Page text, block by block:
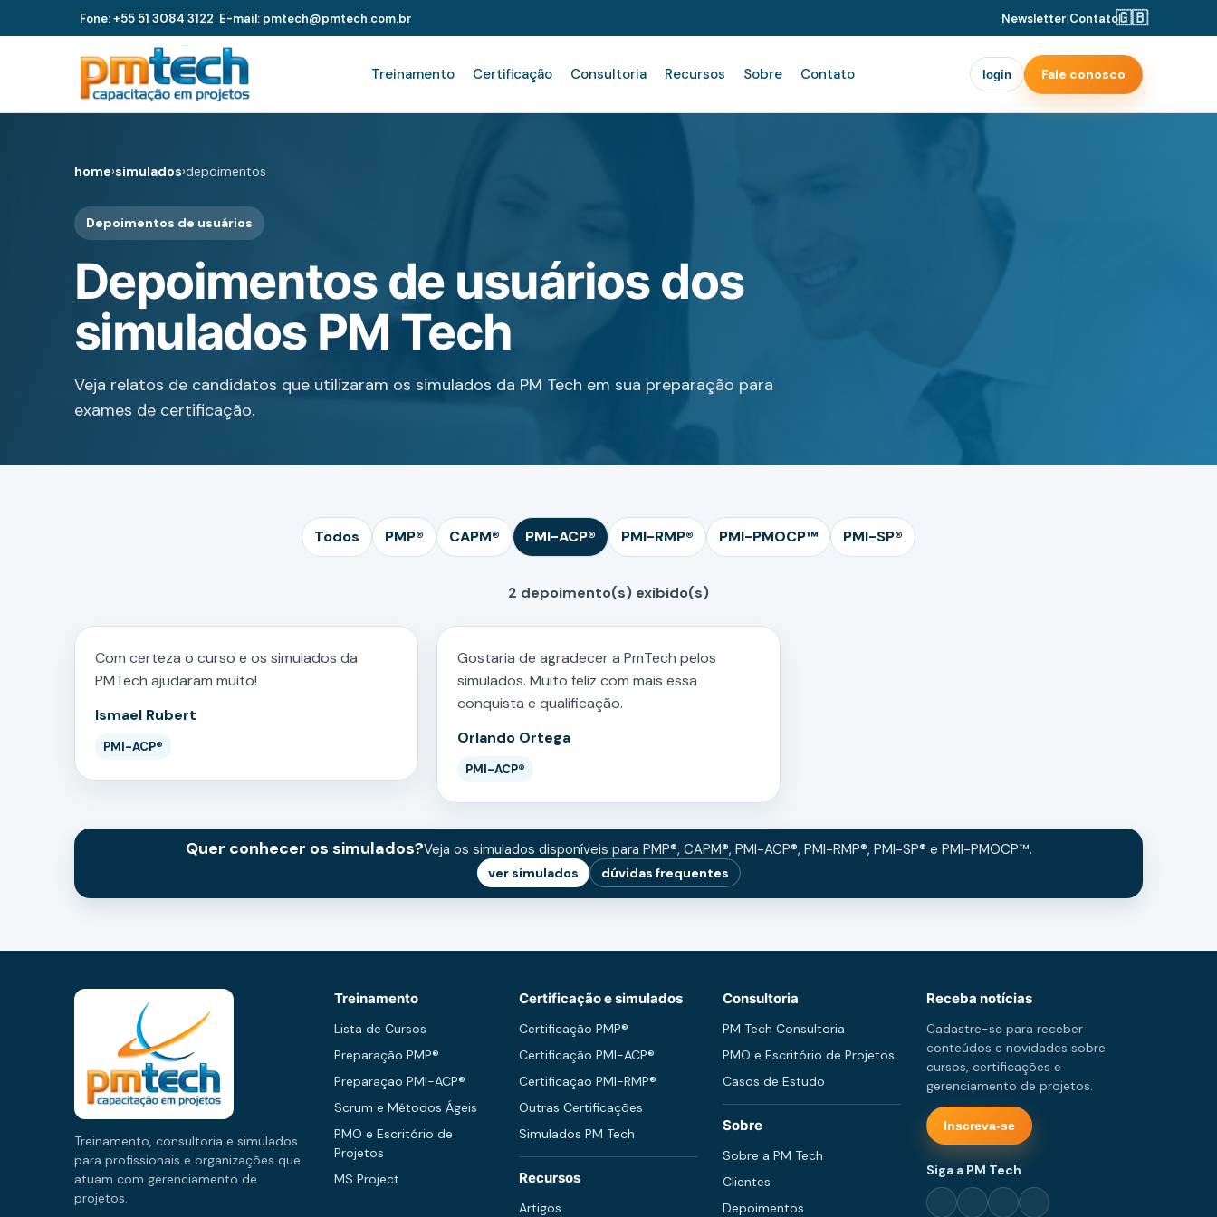
Fone: +55 51 3084 3122 E-mail: pmtech@pmtech.com.br Newsletter|Contato|
🇬🇧
Treinamento Certificação Consultoria Recursos Sobre Contato login Fale conosco
home›simulados›depoimentos
Depoimentos de usuários
Depoimentos de usuários dos
simulados PM Tech
Veja relatos de candidatos que utilizaram os simulados da PM Tech em sua preparação para
exames de certificação.
Todos PMP® CAPM® PMI-ACP® PMI-RMP® PMI-PMOCP™ PMI-SP®
2 depoimento(s) exibido(s)
Com certeza o curso e os simulados da
PMTech ajudaram muito!
Ismael Rubert
PMI-ACP®
Gostaria de agradecer a PmTech pelos
simulados. Muito feliz com mais essa
conquista e qualificação.
Orlando Ortega
PMI-ACP®
Quer conhecer os simulados?Veja os simulados disponíveis para PMP®, CAPM®, PMI-ACP®, PMI-RMP®, PMI-SP® e PMI-PMOCP™.
ver simulados dúvidas frequentes
Treinamento, consultoria e simulados
para profissionais e organizações que
atuam com gerenciamento de
projetos.
Treinamento
Lista de Cursos
Preparação PMP®
Preparação PMI-ACP®
Scrum e Métodos Ágeis
PMO e Escritório de
Projetos
MS Project
Certificação e simulados
Certificação PMP®
Certificação PMI-ACP®
Certificação PMI-RMP®
Outras Certificações
Simulados PM Tech
Recursos
Artigos
Consultoria
PM Tech Consultoria
PMO e Escritório de Projetos
Casos de Estudo
Sobre
Sobre a PM Tech
Clientes
Depoimentos
Receba notícias
Cadastre-se para receber
conteúdos e novidades sobre
cursos, certificações e
gerenciamento de projetos.
Inscreva-se
Siga a PM Tech